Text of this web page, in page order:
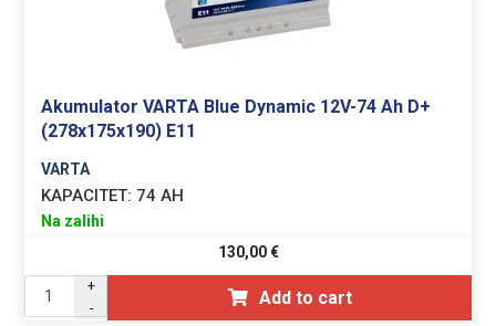
Akumulator VARTA Blue Dynamic 12V-74 Ah D+
(278x175x190) E11
VARTA
KAPACITET: 74 AH
Na zalihi
130,00€
+
-
Add to cart